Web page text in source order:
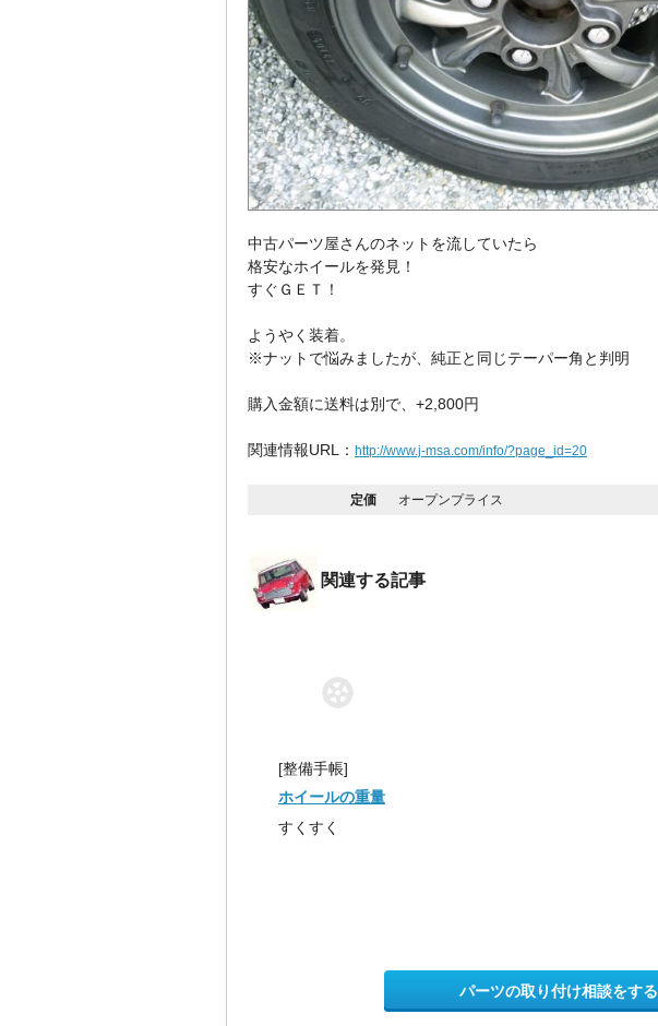
中古パーツ屋さんのネットを流していたら
格安なホイールを発見！
すぐＧＥＴ！
ようやく装着。
※ナットで悩みましたが、純正と同じテーパー角と判明
購入金額に送料は別で、+2,800円
関連情報URL： http://www.j-msa.com/info/?page_id=20
定価 オープンプライス
関連する記事
[整備手帳]
ホイールの重量
すくすく
パーツの取り付け相談をする